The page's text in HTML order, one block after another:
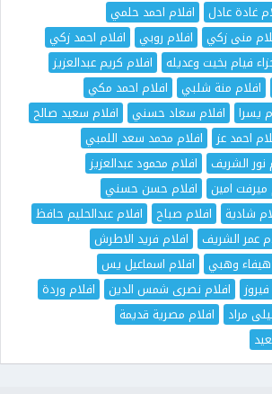
غادة عادل
افلام احمد حلمي
منى زكي افلام روبي
افلام احمد زكي
فيام بخيت وعديله
افلام كريم عبدالعزيز
افلام منة شلبي
افلام احمد مكي
يسرا افلام سعاد حسني
افلام سعيد صالح
احمد عز
افلام محمد سعد اللمبي
نور الشريف
افلام محمود عبدالعزيز
ميرفت امين
افلام حسن حسني
شادية افلام صباح
افلام عبدالحليم حافظ
عمر الشريف
افلام فريد الاطرش
هيفاء وهبي
افلام اسماعيل يس
افلام نصرى شمس الدين
افلام وردة
مراد
افلام مصرية قديمة